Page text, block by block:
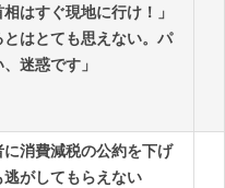
はすぐ現地に行け！」
はとても思えない。パ
迷惑です」
に消費減税の公約を下げ
がしてもらえない